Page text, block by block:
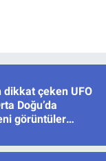
dikkat çeken UFO
Doğu’da
görüntüler